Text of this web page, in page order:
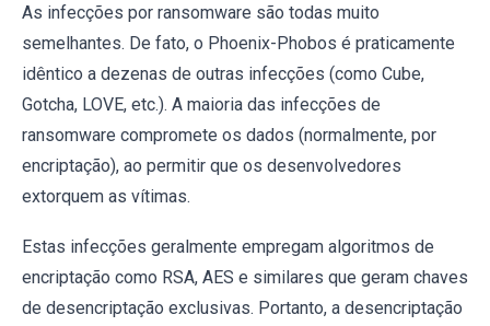
As infecções por ransomware são todas muito
semelhantes. De fato, o Phoenix-Phobos é praticamente
idêntico a dezenas de outras infecções (como Cube,
Gotcha, LOVE, etc.). A maioria das infecções de
ransomware compromete os dados (normalmente, por
encriptação), ao permitir que os desenvolvedores
extorquem as vítimas.
Estas infecções geralmente empregam algoritmos de
encriptação como RSA, AES e similares que geram chaves
de desencriptação exclusivas. Portanto, a desencriptação